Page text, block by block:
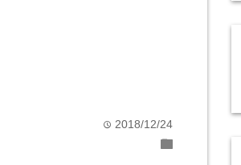
time 2018/12/24
folder